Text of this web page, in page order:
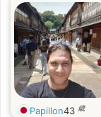
Papillon43 歳